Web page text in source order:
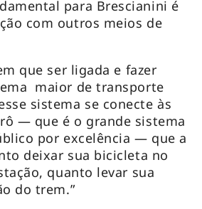
para Brescianini é
com outros meios de
que ser ligada e fazer
maior de transporte
sistema se conecte às
— que é o grande sistema
por excelência — que a
deixar sua bicicleta no
quanto levar sua
do trem.”